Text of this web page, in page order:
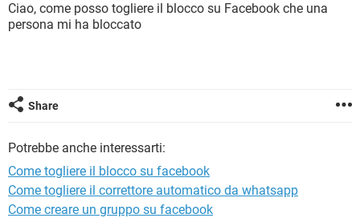
TIKTOK FACEBOOK
INSTAGRAM
INTRATTENIMENTO ANDROID
Ciao, come posso togliere il blocco su Facebook che una
persona mi ha bloccato
Share
Potrebbe anche interessarti:
Come togliere il blocco su facebook
Come togliere il correttore automatico da whatsapp
Come creare un gruppo su facebook